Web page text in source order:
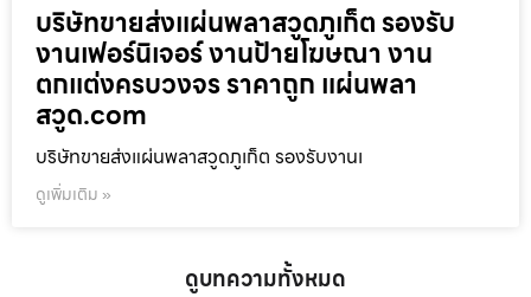
บริษัทขายส่งแผ่นพลาสวูดภูเก็ต รองรับ
งานเฟอร์นิเจอร์ งานป้ายโฆษณา งาน
ตกแต่งครบวงจร ราคาถูก แผ่นพลา
สวูด.com
บริษัทขายส่งแผ่นพลาสวูดภูเก็ต รองรับงานเ
ดูเพิ่มเติม »
ดูบทความทั้งหมด